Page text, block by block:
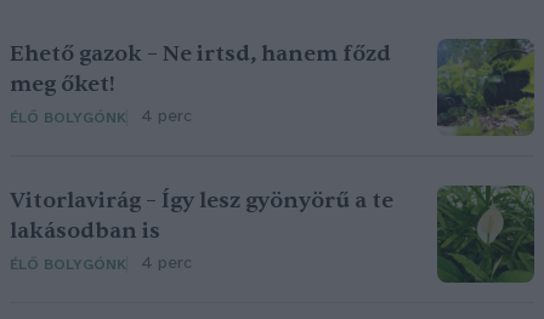
Ehető gazok – Ne irtsd, hanem főzd
meg őket!
ÉLŐ BOLYGÓNK 4 perc
Vitorlavirág – Így lesz gyönyörű a te
lakásodban is
ÉLŐ BOLYGÓNK 4 perc